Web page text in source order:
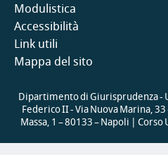
Modulistica
Accessibilità
Link utili
Mappa del sito
Dipartimento di Giurisprudenza -
Federico II - Via Nuova Marina,
Massa, 1 – 80133 – Napoli |